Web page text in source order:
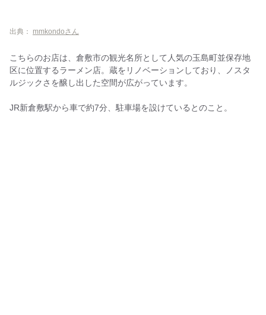
出典： mmkondoさん
こちらのお店は、倉敷市の観光名所として人気の玉島町並保存地
区に位置するラーメン店。蔵をリノベーションしており、ノスタ
ルジックさを醸し出した空間が広がっています。
JR新倉敷駅から車で約7分、駐車場を設けているとのこと。